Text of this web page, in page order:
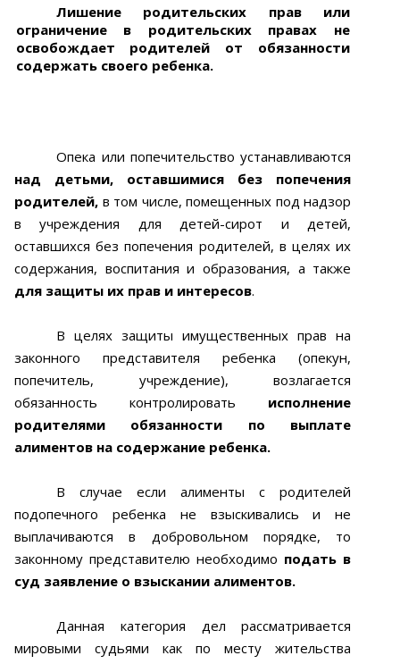
Лишение родительских прав или
ограничение в родительских правах не
освобождает родителей от обязанности
содержать своего ребенка.
Опека или попечительство устанавливаются
над детьми, оставшимися без попечения
родителей, в том числе, помещенных под надзор
в учреждения для детей-сирот и детей,
оставшихся без попечения родителей, в целях их
содержания, воспитания и образования, а также
для защиты их прав и интересов.
В целях защиты имущественных прав на
законного представителя ребенка (опекун,
попечитель, учреждение), возлагается
обязанность контролировать исполнение
родителями обязанности по выплате
алиментов на содержание ребенка.
В случае если алименты с родителей
подопечного ребенка не взыскивались и не
выплачиваются в добровольном порядке, то
законному представителю необходимо подать в
суд заявление о взыскании алиментов.
Данная категория дел рассматривается
мировыми судьями как по месту жительства